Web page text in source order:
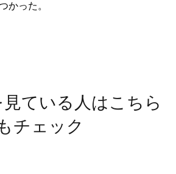
かった。
ている人はこちら
チェック